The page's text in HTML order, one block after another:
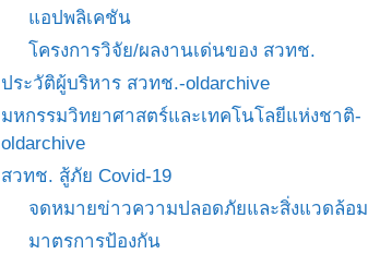
แอปพลิเคชัน
โครงการวิจัย/ผลงานเด่นของ สวทช.
ประวัติผู้บริหาร สวทช.-oldarchive
มหกรรมวิทยาศาสตร์และเทคโนโลยีแห่งชาติ-
oldarchive
สวทช. สู้ภัย Covid-19
จดหมายข่าวความปลอดภัยและสิ่งแวดล้อม
มาตรการป้องกัน